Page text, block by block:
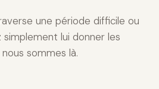
une période difficile ou
lui donner les
sommes là.